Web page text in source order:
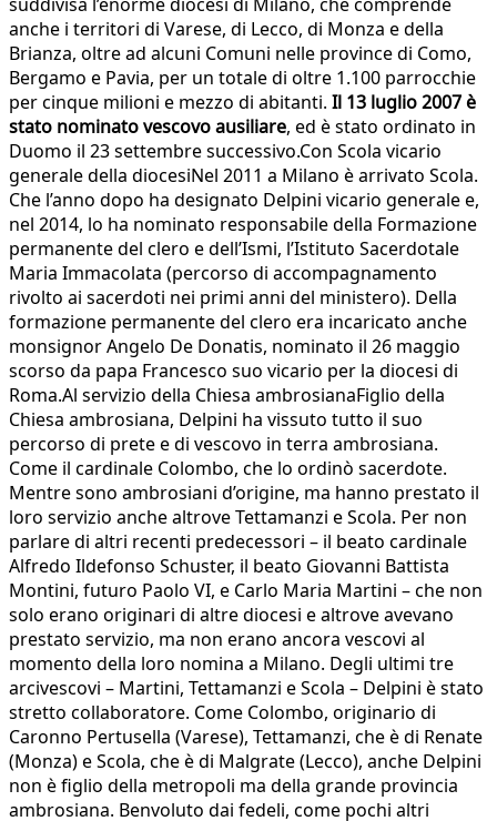
anche i territori di Varese, di Lecco, di Monza e della
Brianza, oltre ad alcuni Comuni nelle province di Como,
Bergamo e Pavia, per un totale di oltre 1.100 parrocchie
per cinque milioni e mezzo di abitanti. Il 13 luglio 2007 è
stato nominato vescovo ausiliare, ed è stato ordinato in
Duomo il 23 settembre successivo.Con Scola vicario
generale della diocesiNel 2011 a Milano è arrivato Scola.
Che l’anno dopo ha designato Delpini vicario generale e,
nel 2014, lo ha nominato responsabile della Formazione
permanente del clero e dell’Ismi, l’Istituto Sacerdotale
Maria Immacolata (percorso di accompagnamento
rivolto ai sacerdoti nei primi anni del ministero). Della
formazione permanente del clero era incaricato anche
monsignor Angelo De Donatis, nominato il 26 maggio
scorso da papa Francesco suo vicario per la diocesi di
Roma.Al servizio della Chiesa ambrosianaFiglio della
Chiesa ambrosiana, Delpini ha vissuto tutto il suo
percorso di prete e di vescovo in terra ambrosiana.
Come il cardinale Colombo, che lo ordinò sacerdote.
Mentre sono ambrosiani d’origine, ma hanno prestato il
loro servizio anche altrove Tettamanzi e Scola. Per non
parlare di altri recenti predecessori – il beato cardinale
Alfredo Ildefonso Schuster, il beato Giovanni Battista
Montini, futuro Paolo VI, e Carlo Maria Martini – che non
solo erano originari di altre diocesi e altrove avevano
prestato servizio, ma non erano ancora vescovi al
momento della loro nomina a Milano. Degli ultimi tre
arcivescovi – Martini, Tettamanzi e Scola – Delpini è stato
stretto collaboratore. Come Colombo, originario di
Caronno Pertusella (Varese), Tettamanzi, che è di Renate
(Monza) e Scola, che è di Malgrate (Lecco), anche Delpini
non è figlio della metropoli ma della grande provincia
ambrosiana. Benvoluto dai fedeli, come pochi altri